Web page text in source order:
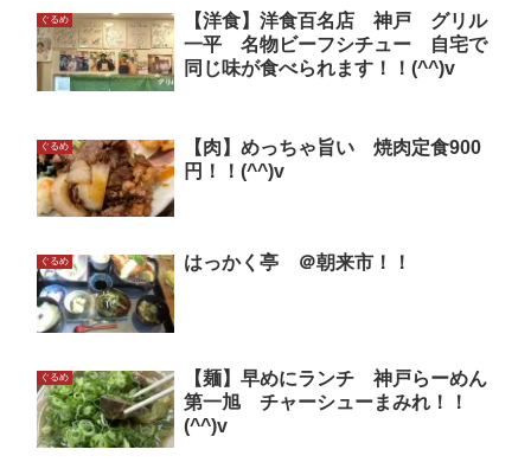
ぐるめ
【洋食】洋食百名店 神戸 グリル
一平 名物ビーフシチュー 自宅で
同じ味が食べられます！！(^^)v
ぐるめ
【肉】めっちゃ旨い 焼肉定食900
円！！(^^)v
ぐるめ はっかく亭 ＠朝来市！！
ぐるめ
【麺】早めにランチ 神戸らーめん
第一旭 チャーシューまみれ！！
(^^)v